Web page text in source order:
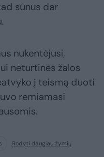
sūnus dar
nukentėjusi,
neturtinės žalos
į teismą duoti
remiamasi
Rodyti daugiau žymių